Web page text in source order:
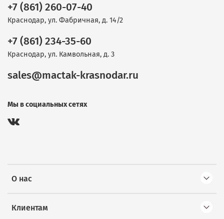
О нас
Клиентам
+7 (861) 260-07-40
Краснодар, ул. Фабричная, д. 14/2
+7 (861) 234-35-60
Краснодар, ул. Камвольная, д. 3
sales@mactak-krasnodar.ru
Мы в социальных сетях